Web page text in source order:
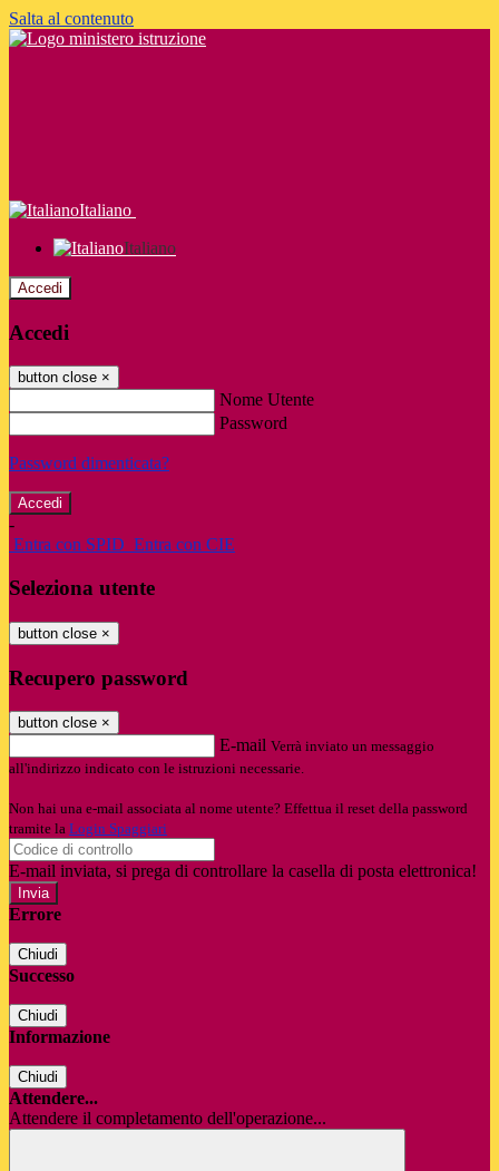
Salta al contenuto
Italiano
Italiano
Accedi
Accedi
button close ×
Nome Utente
Password
Password dimenticata?
-
Entra con SPID Entra con CIE
Seleziona utente
button close ×
Recupero password
button close ×
E-mail Verrà inviato un messaggio
all'indirizzo indicato con le istruzioni necessarie.
Non hai una e-mail associata al nome utente? Effettua il reset della password
tramite la Login Spaggiari
E-mail inviata, si prega di controllare la casella di posta elettronica!
Errore
Chiudi
Successo
Chiudi
Informazione
Chiudi
Attendere...
Attendere il completamento dell'operazione...